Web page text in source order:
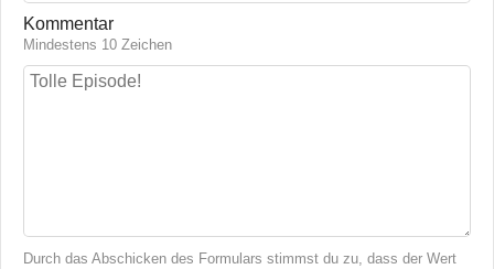
Kommentar
Mindestens 10 Zeichen
Durch das Abschicken des Formulars stimmst du zu, dass der Wert